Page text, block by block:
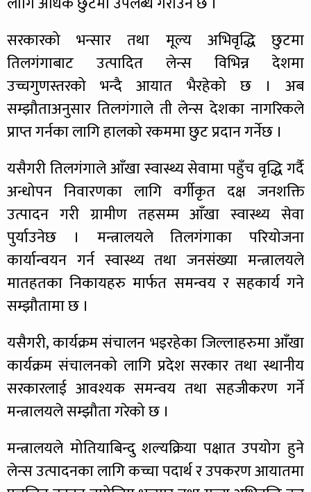
सरकारको भन्सार तथा मूल्य अभिवृद्धि छुटमा
तिलगंगाबाट उत्पादित लेन्स विभिन्न देशमा
उच्चगुणस्तरको भन्दै आयात भैरहेको छ । अब
सम्झौताअनुसार तिलगंगाले ती लेन्स देशका नागरिकले
प्राप्त गर्नका लागि हालको रकममा छुट प्रदान गर्नेछ ।
यसैगरी तिलगंगाले आँखा स्वास्थ्य सेवामा पहुँच वृद्धि गर्दै
अन्धोपन निवारणका लागि वर्गीकृत दक्ष जनशक्ति
उत्पादन गरी ग्रामीण तहसम्म आँखा स्वास्थ्य सेवा
पुर्याउनेछ । मन्त्रालयले तिलगंगाका परियोजना
कार्यान्वयन गर्न स्वास्थ्य तथा जनसंख्या मन्त्रालयले
मातहतका निकायहरु मार्फत समन्वय र सहकार्य गने
सम्झौतामा छ ।
यसैगरी, कार्यक्रम संचालन भइरहेका जिल्लाहरुमा आँखा
कार्यक्रम संचालनको लागि प्रदेश सरकार तथा स्थानीय
सरकारलाई आवश्यक समन्वय तथा सहजीकरण गर्ने
मन्त्रालयले सम्झौता गरेको छ ।
मन्त्रालयले मोतियाबिन्दु शल्यक्रिया पक्षात उपयोग हुने
लेन्स उत्पादनका लागि कच्चा पदार्थ र उपकरण आयातमा